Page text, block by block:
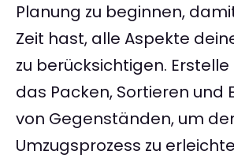
Planung zu beginnen,
Zeit hast, alle Aspekte
zu berücksichtigen. Erstelle
das Packen, Sortieren und
von Gegenständen, um
Umzugsprozess zu